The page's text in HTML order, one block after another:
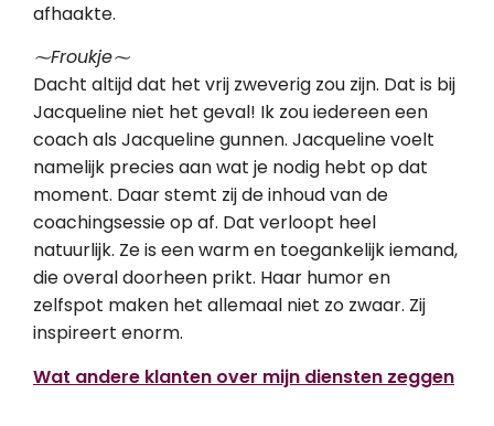
afhaakte.
⁓Froukje⁓
Dacht altijd dat het vrij zweverig zou zijn. Dat is bij
Jacqueline niet het geval! Ik zou iedereen een
coach als Jacqueline gunnen. Jacqueline voelt
namelijk precies aan wat je nodig hebt op dat
moment. Daar stemt zij de inhoud van de
coachingsessie op af. Dat verloopt heel
natuurlijk. Ze is een warm en toegankelijk iemand,
die overal doorheen prikt. Haar humor en
zelfspot maken het allemaal niet zo zwaar. Zij
inspireert enorm.
Wat andere klanten over mijn diensten zeggen